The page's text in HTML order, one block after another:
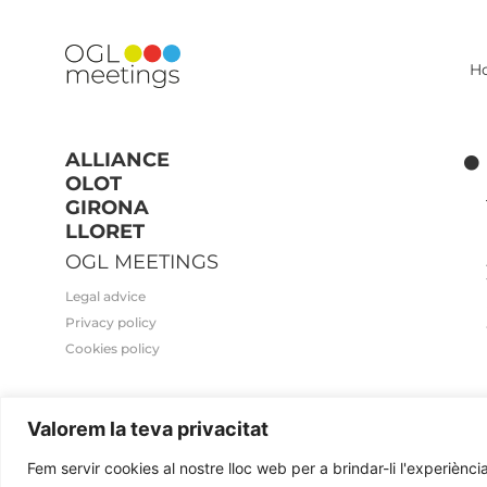
Valorem la teva privacitat
Fem servir cookies al nostre lloc web per a brindar-li
ALLIANCE
OLOT
GIRONA
LLORET
OGL MEETINGS
Legal advice
Privacy policy
Cookies policy
2026© OGL MEETINGS. All rights reserved.